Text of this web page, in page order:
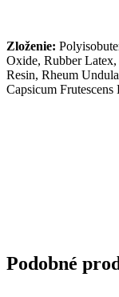
Zloženie:
Oxide, Rubber
Resin, Rheum
Capsicum Frutescens
Podobné